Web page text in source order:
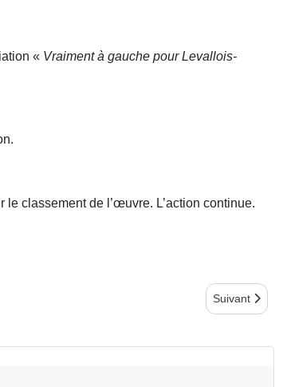
« Vraiment à gauche pour Levallois-
classement de l’œuvre. L’action continue.
Article suivant
Suivant